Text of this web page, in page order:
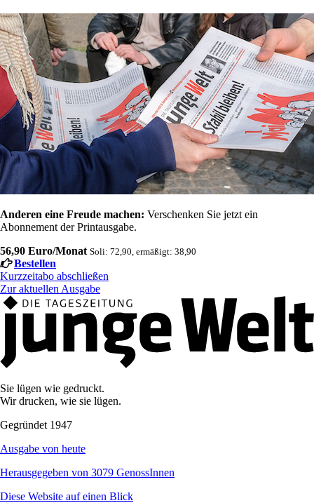
Anderen eine Freude machen: Verschenken Sie jetzt ein
Abonnement der Printausgabe.
56,90 Euro/Monat Soli: 72,90, ermäßigt: 38,90
Bestellen
Kurzzeitabo abschließen
Zur aktuellen Ausgabe
Sie lügen wie gedruckt.
Wir drucken, wie sie lügen.
Gegründet 1947
Ausgabe von heute
Herausgegeben von 3079 GenossInnen
Diese Website auf einen Blick